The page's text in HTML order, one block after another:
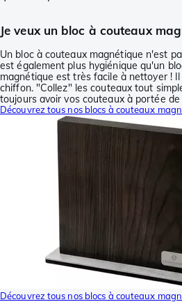
Je veux un bloc à couteaux
Un bloc à couteaux magnétique n'est
est également plus hygiénique qu'un
magnétique est très facile à nettoyer !
chiffon. "Collez" les couteaux tout
toujours avoir vos couteaux à portée de
Découvrez tous nos blocs à couteaux
Découvrez tous nos blocs à couteaux